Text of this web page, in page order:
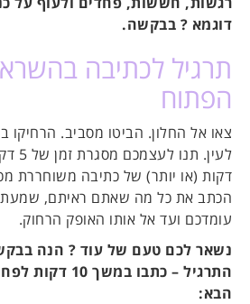
דוגמא ? בבקשה.
תרגיל לכתיבה
הפתוח
צאו אל החלון. הביטו מסביב.
דקות (או יותר) של כתיבה משוחררת
הכתב את כל מה שאתם ראיתם,
עומדכם ועד אל אותו האופק הרחוק.
נשאר לכם טעם של עוד ? הנה
התרגיל – כתבו
הבא: